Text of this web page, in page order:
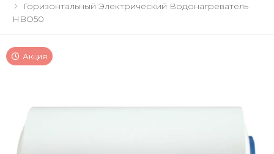
Горизонтальный Электрический Водонагреватель
HBO50
Акция